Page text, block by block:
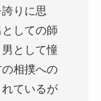
りに思
しての師
として憧
相撲への
ているが